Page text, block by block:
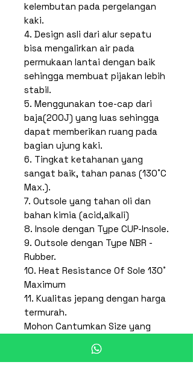
kelembutan pada pergelangan
kaki.
4. Design asli dari alur sepatu
bisa mengalirkan air pada
permukaan lantai dengan baik
sehingga membuat pijakan lebih
stabil.
5. Menggunakan toe-cap dari
baja(200J) yang luas sehingga
dapat memberikan ruang pada
bagian ujung kaki.
6. Tingkat ketahanan yang
sangat baik, tahan panas (130˚C
Max.).
7. Outsole yang tahan oli dan
bahan kimia (acid,alkali)
8. Insole dengan Type CUP-Insole.
9. Outsole dengan Type NBR -
Rubber.
10. Heat Resistance Of Sole 130˚
Maximum
11. Kualitas jepang dengan harga
termurah.
Mohon Cantumkan Size yang
22cm, 23cm, 24cm, 25cm, 26cm,